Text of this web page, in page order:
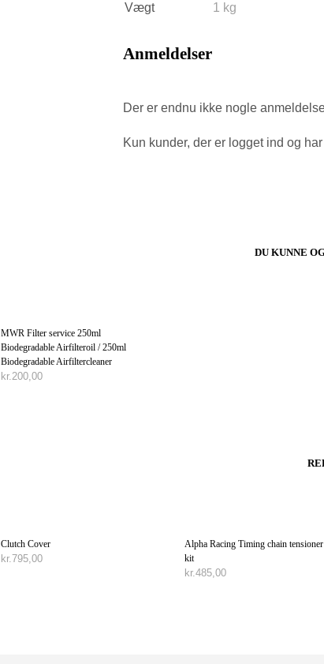
Vægt 1 kg
Anmeldelser
Der er endnu ikke nogle
Kun kunder, der er logget ind og
DU KUNNE
MWR Filter service 250ml
Biodegradable Airfilteroil / 250ml
Biodegradable Airfiltercleaner
kr.200,00
Clutch Cover
kr.795,00
Alpha Racing Timing chain tensioner
kit
kr.485,00